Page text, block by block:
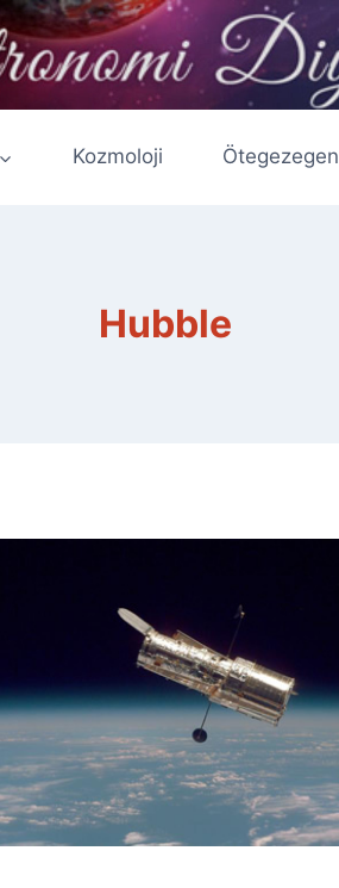
Kozmoloji Ötegezegen
Hubble